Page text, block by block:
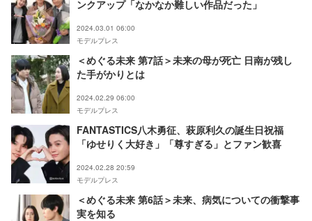
ンクアップ「なかなか難しい作品だった」
2024.03.01 06:00
モデルプレス
＜めぐる未来 第7話＞未来の母が死亡 日南が残し
た手がかりとは
2024.02.29 06:00
モデルプレス
FANTASTICS八木勇征、萩原利久の誕生日祝福
「ゆせりく大好き」「尊すぎる」とファン歓喜
2024.02.28 20:59
モデルプレス
＜めぐる未来 第6話＞未来、病気についての衝撃事
実を知る